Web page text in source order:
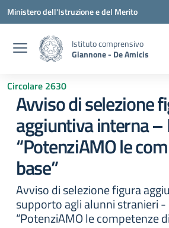
Vai ai contenuti
Vai al menu di navigazione
Vai al footer
Ministero dell'Istruzione e del Merito
Istituto comprensivo
Giannone - De Amicis
Circolare 2630
Avviso di selezione
aggiuntiva interna –
“PotenziAMO le
base”
Avviso di selezione figura
supporto agli alunni stranieri -
“PotenziAMO le competenze